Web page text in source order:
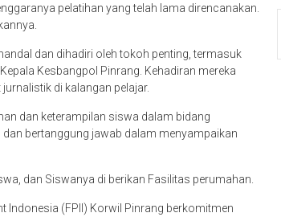
pelatihan yang telah lama direncanakan.
dan dihadiri oleh tokoh penting, termasuk
Kesbangpol Pinrang. Kehadiran mereka
di kalangan pelajar.
dan keterampilan siswa dalam bidang
bertanggung jawab dalam menyampaikan
dan Siswanya di berikan Fasilitas perumahan.
Indonesia (FPII) Korwil Pinrang berkomitmen